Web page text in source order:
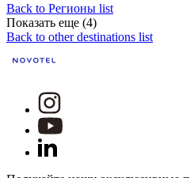
Back to Регионы list
Показать еще (4)
Back to other destinations list